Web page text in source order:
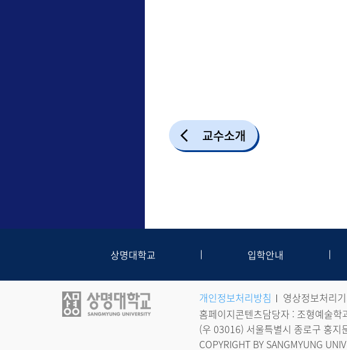
교수소개
상명대학교 입학안내
개인정보처리방침 영상정보처리
홈페이지콘텐츠담당자 : 조형예술학
(우 03016) 서울특별시 종로구 홍
COPYRIGHT BY SANGMYUNG